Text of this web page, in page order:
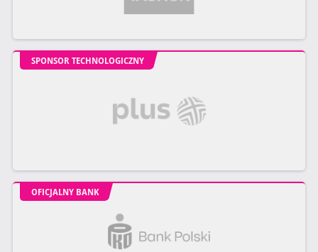
SPONSOR TECHNOLOGICZNY
OFICJALNY BANK